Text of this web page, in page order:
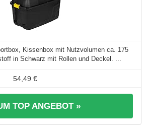
Kissenbox mit Nutzvolumen ca. 175
in Schwarz mit Rollen und Deckel. ...
54,49 €
TOP ANGEBOT »